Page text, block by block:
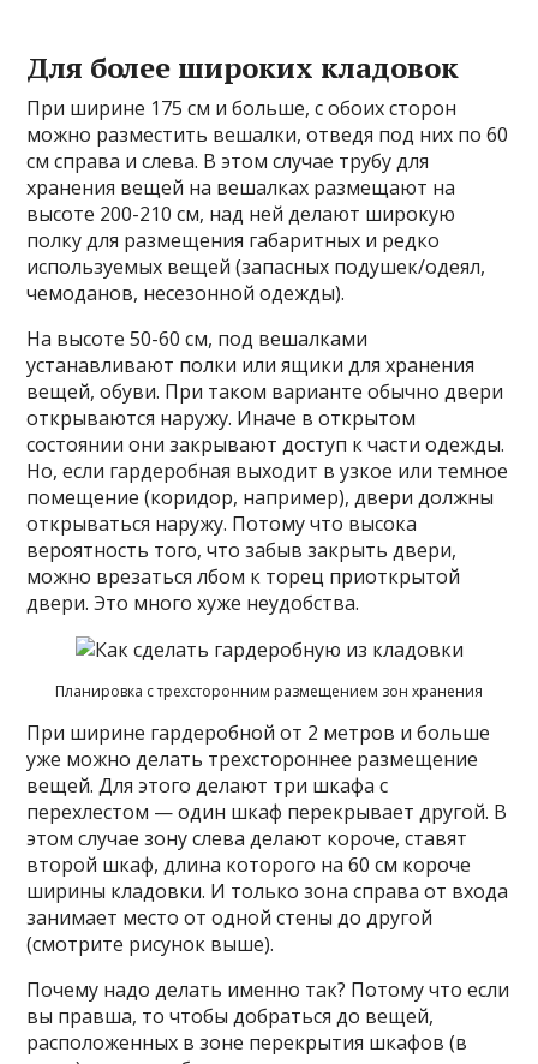
Для более широких кладовок
При ширине 175 см и больше, с обоих сторон
можно разместить вешалки, отведя под них по 60
см справа и слева. В этом случае трубу для
хранения вещей на вешалках размещают на
высоте 200-210 см, над ней делают широкую
полку для размещения габаритных и редко
используемых вещей (запасных подушек/одеял,
чемоданов, несезонной одежды).
На высоте 50-60 см, под вешалками
устанавливают полки или ящики для хранения
вещей, обуви. При таком варианте обычно двери
открываются наружу. Иначе в открытом
состоянии они закрывают доступ к части одежды.
Но, если гардеробная выходит в узкое или темное
помещение (коридор, например), двери должны
открываться наружу. Потому что высока
вероятность того, что забыв закрыть двери,
можно врезаться лбом к торец приоткрытой
двери. Это много хуже неудобства.
Планировка с трехсторонним размещением зон хранения
При ширине гардеробной от 2 метров и больше
уже можно делать трехстороннее размещение
вещей. Для этого делают три шкафа с
перехлестом — один шкаф перекрывает другой. В
этом случае зону слева делают короче, ставят
второй шкаф, длина которого на 60 см короче
ширины кладовки. И только зона справа от входа
занимает место от одной стены до другой
(смотрите рисунок выше).
Почему надо делать именно так? Потому что если
вы правша, то чтобы добраться до вещей,
расположенных в зоне перекрытия шкафов (в